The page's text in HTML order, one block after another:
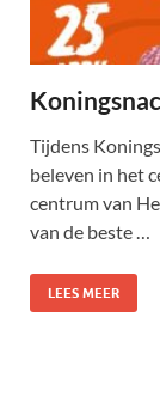
Tijdens
beleven in het
centrum van
van de beste …
LEES MEER